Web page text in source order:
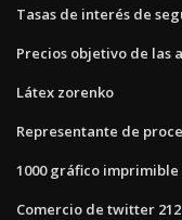
Tasas de interés de
Precios objetivo de las
Látex zorenko
Representante de
1000 gráfico
Comercio de twitter 212